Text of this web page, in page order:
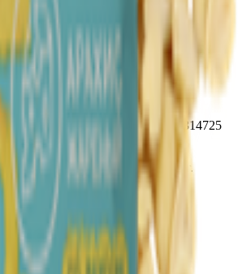
регистрации № 490314725
Гомельским облисполкомом
Беларусь, Гомельская обл., г.
А